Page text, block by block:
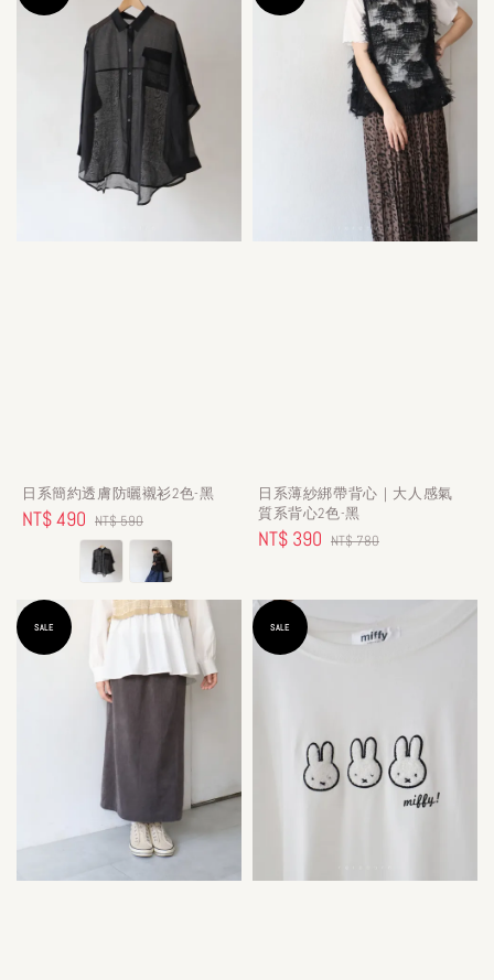
日系簡約透膚防曬襯衫2色-黑
Sale
NT$ 490 Regular
price
NT$ 590
日系薄紗綁帶背心｜大人感氣
質系背心2色-黑
Sale
NT$ 390 Regular
NT$ 780
SALE SALE